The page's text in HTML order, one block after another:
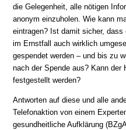
die Gelegenheit, alle nötigen
anonym einzuholen. Wie kann
eintragen? Ist damit sicher,
im Ernstfall auch wirklich
gespendet werden – und bis zu
nach der Spende aus? Kann der
festgestellt werden?
Antworten auf diese und alle
Telefonaktion von einem
gesundheitliche Aufklärung